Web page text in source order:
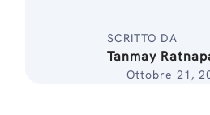
SCRITTO DA
Tanmay
Ottobre 21,